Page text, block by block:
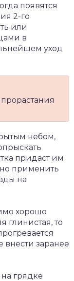
появятся
2-го
или
в
уход
небом,
придаст им
применить
на
хорошо
глинистая, то
внести заранее
грядке